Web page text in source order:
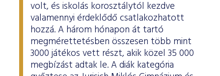
volt, és iskolás korosztálytól kezdve
valamennyi érdeklődő csatlakozhatott
hozzá. A három hónapon át tartó
megmérettetésben összesen több mint
3000 játékos vett részt, akik közel 35 000
megbízást adtak le. A diák kategória